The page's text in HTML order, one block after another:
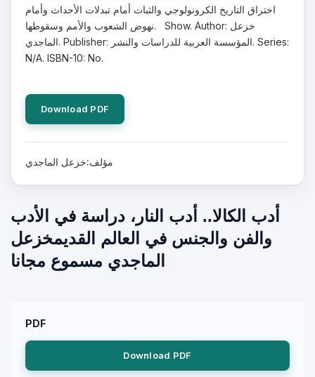
اختراق التاريخ الكرونولوجي والثبات أمام تبدلات الأحداث وأمام
نهوض الشعوب والأمم وسقوطها. Show. Author: خزعل
الماجدي. Publisher: المؤسسة العربية للدراسات والنشر. Series:
N/A. ISBN-10: No.
Download PDF
مؤلف:خزعل الماجدي
أدب الكالا.. أدب النار، دراسة في الأدب
والفن والجنس في العالم القديمخزعل
الماجدي مسموع مجانا
PDF
Download PDF